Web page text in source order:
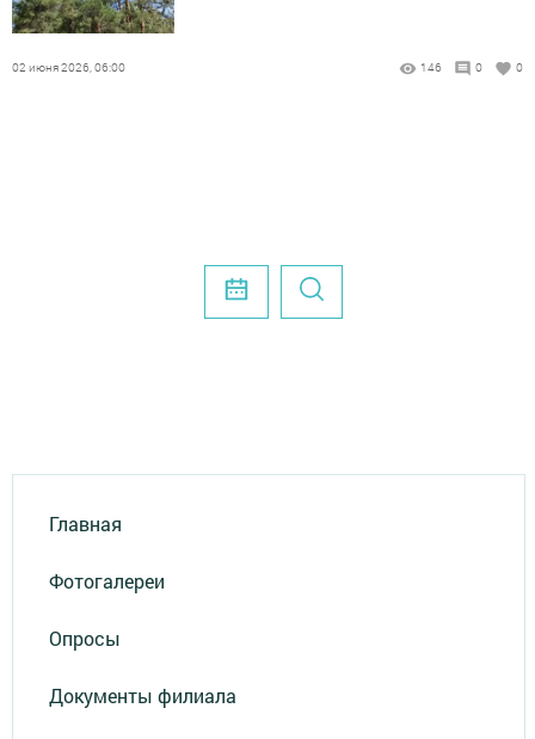
02 июня 2026, 06:00 146 0 0
Главная
Фотогалереи
Опросы
Документы филиала